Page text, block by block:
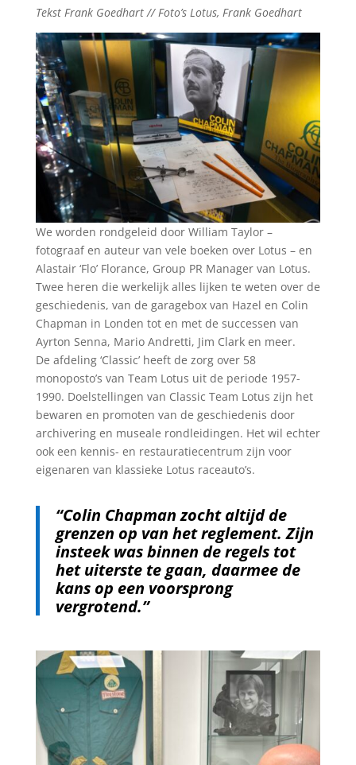
Tekst Frank Goedhart // Foto’s Lotus, Frank Goedhart
We worden rondgeleid door William Taylor –
fotograaf en auteur van vele boeken over Lotus – en
Alastair ‘Flo’ Florance, Group PR Manager van Lotus.
Twee heren die werkelijk alles lijken te weten over de
geschiedenis, van de garagebox van Hazel en Colin
Chapman in Londen tot en met de successen van
Ayrton Senna, Mario Andretti, Jim Clark en meer.
De afdeling ‘Classic’ heeft de zorg over 58
monoposto’s van Team Lotus uit de periode 1957-
1990. Doelstellingen van Classic Team Lotus zijn het
bewaren en promoten van de geschiedenis door
archivering en museale rondleidingen. Het wil echter
ook een kennis- en restauratiecentrum zijn voor
eigenaren van klassieke Lotus raceauto’s.
“Colin Chapman zocht altijd de
grenzen op van het reglement. Zijn
insteek was binnen de regels tot
het uiterste te gaan, daarmee de
kans op een voorsprong
vergrotend.”